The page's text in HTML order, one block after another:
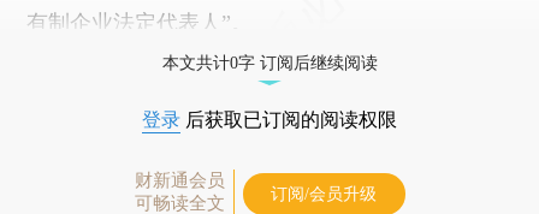
有制企业法定代表人”。
本文共计0字 订阅后继续阅读
登录 后获取已订阅的阅读权限
财新通会员
可畅读全文
订阅/会员升级